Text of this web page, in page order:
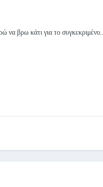
να βρω κάτι για το συγκεκριμένο...